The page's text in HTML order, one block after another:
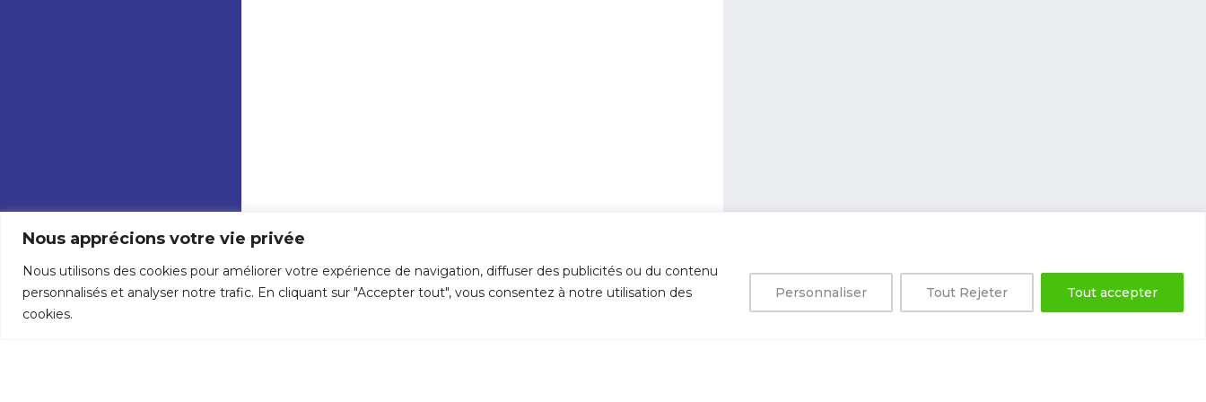
Nous apprécions votre vie privée
Nous utilisons des cookies pour améliorer votre expérience de navigation, diffuser des publicités ou du contenu
personnalisés et analyser notre trafic. En cliquant sur "Accepter tout", vous consentez à notre utilisation des
cookies.
Personnaliser Tout Rejeter Tout accepter